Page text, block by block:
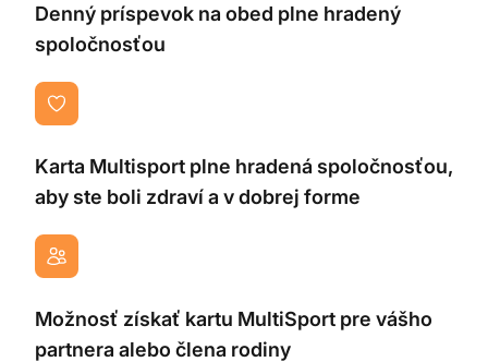
Denný príspevok na obed plne hradený
spoločnosťou
Karta Multisport plne hradená spoločnosťou,
aby ste boli zdraví a v dobrej forme
Možnosť získať kartu MultiSport pre vášho
partnera alebo člena rodiny